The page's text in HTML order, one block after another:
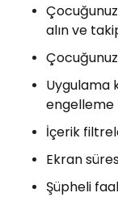
alın ve
Uygulama
engelleme
İçerik
Ekran
Şüpheli